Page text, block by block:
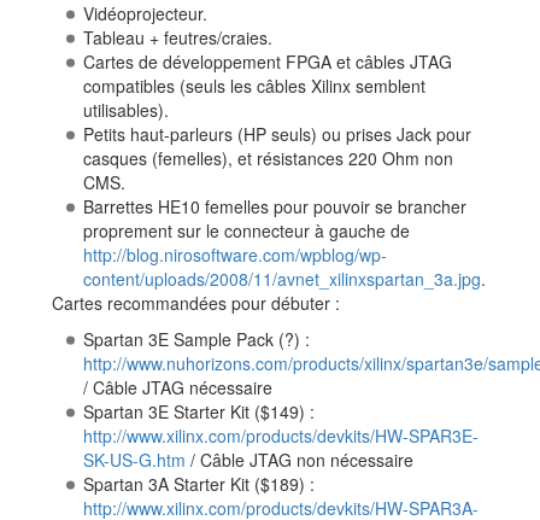
Vidéoprojecteur.
Tableau + feutres/craies.
Cartes de développement FPGA et câbles JTAG
compatibles (seuls les câbles Xilinx semblent
utilisables).
Petits haut-parleurs (HP seuls) ou prises Jack pour
casques (femelles), et résistances 220 Ohm non
CMS.
Barrettes HE10 femelles pour pouvoir se brancher
proprement sur le connecteur à gauche de
http://blog.nirosoftware.com/wpblog/wp-
content/uploads/2008/11/avnet_xilinxspartan_3a.jpg.
Cartes recommandées pour débuter :
Spartan 3E Sample Pack (?) :
http://www.nuhorizons.com/products/xilinx/spartan3e/
/ Câble JTAG nécessaire
Spartan 3E Starter Kit ($149) :
http://www.xilinx.com/products/devkits/HW-SPAR3E-
SK-US-G.htm / Câble JTAG non nécessaire
Spartan 3A Starter Kit ($189) :
http://www.xilinx.com/products/devkits/HW-SPAR3A-